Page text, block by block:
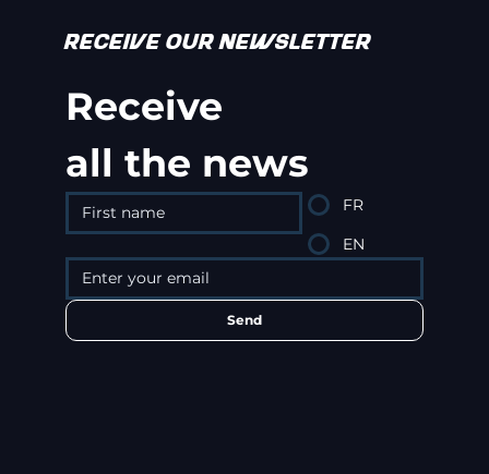
RECEIVE OUR NEWSLETTER
Receive
all the news
FR
EN
Send